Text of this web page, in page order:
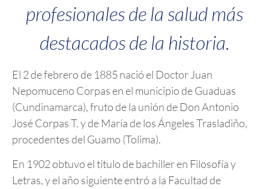
profesionales de la salud más
destacados de la historia.
El 2 de febrero de 1885 nació el Doctor Juan
Nepomuceno Corpas en el municipio de Guaduas
(Cundinamarca), fruto de la unión de Don Antonio
José Corpas T. y de María de los Ángeles Trasladiño,
procedentes del Guamo (Tolima).
En 1902 obtuvo el título de bachiller en Filosofía y
Letras, y el año siguiente entró a la Facultad de